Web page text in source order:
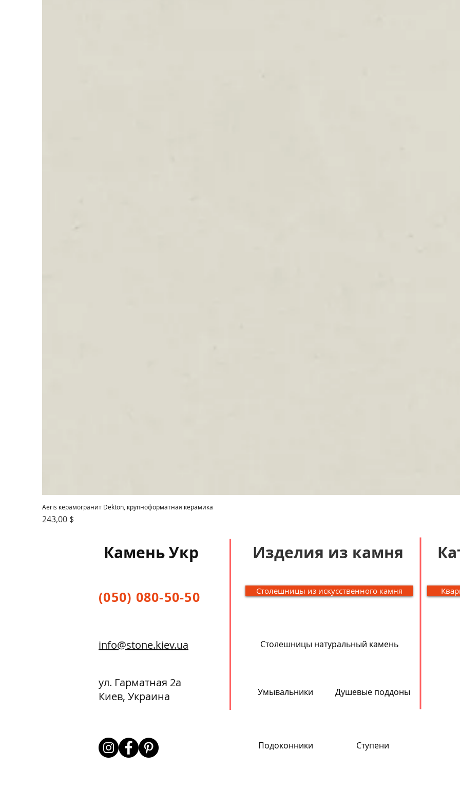
Aeris керамогранит Dekton, крупноформатная керамика
Цена
243,00 $
Камень Укр Изделия из камня
(050) 080-50-50 Столешницы из искусственного камня
info@stone.kiev.ua Столешницы натуральный камень
ул. Гарматная 2а
Киев, Украина
Умывальники Душевые поддоны
Подоконники Ступени